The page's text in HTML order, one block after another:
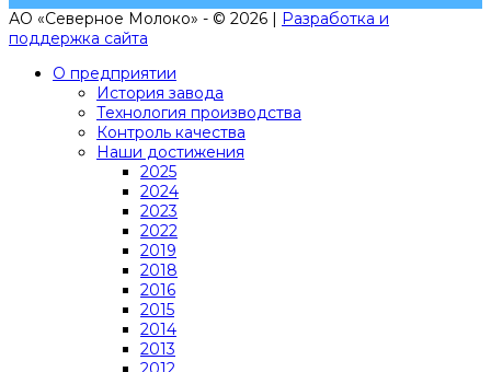
АО «Северное Молоко» - © 2026 | Разработка и
поддержка сайта
О предприятии
История завода
Технология производства
Контроль качества
Наши достижения
2025
2024
2023
2022
2019
2018
2016
2015
2014
2013